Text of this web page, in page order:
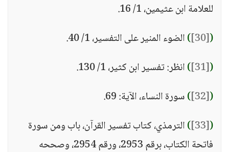
للعلامة ابن عثيمين، 1/ 16.
(
[30]
)الضوء المنير على التفسير، 1/ 40.
(
[31]
)انظر: تفسير ابن كثير، 1/ 130.
(
[32]
)سورة النساء، الآية: 69.
(
[33]
)الترمذي، كتاب تفسير القرآن، باب ومن سورة
فاتحة الكتاب، برقم 2953، ورقم 2954، وصححه